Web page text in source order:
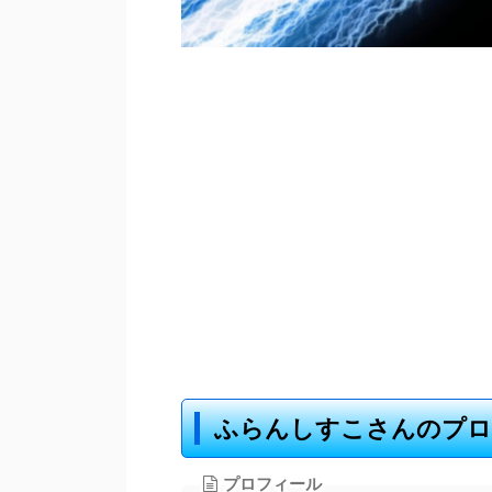
ふらんしすこさんのプ
プロフィール